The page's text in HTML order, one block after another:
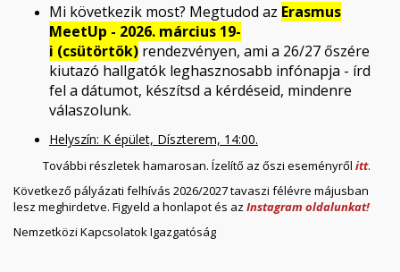
Mi következik most? Megtudod az Erasmus
MeetUp - 2026. március 19-
i (csütörtök) rendezvényen, ami a 26/27 őszére
kiutazó hallgatók leghasznosabb infónapja - írd
fel a dátumot, készítsd a kérdéseid, mindenre
válaszolunk.
Helyszín: K épület, Díszterem, 14:00.
További részletek hamarosan. Ízelítő az őszi eseményről itt.
Következő pályázati felhívás 2026/2027 tavaszi félévre májusban
lesz meghirdetve. Figyeld a honlapot és az Instagram oldalunkat!
Nemzetközi Kapcsolatok Igazgatóság